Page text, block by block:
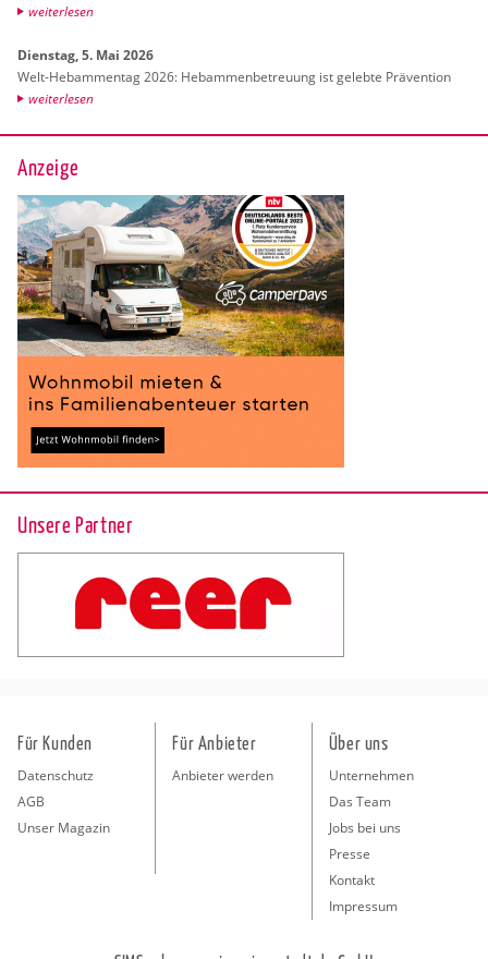
wei­ter­le­sen
Diens­tag, 5. Mai 2026
Welt-Heb­am­men­tag 2026: Heb­am­men­be­treu­ung ist ge­leb­te Prä­ven­ti­on
wei­ter­le­sen
Anzeige
Unsere Partner
Für Kunden
Datenschutz
AGB
Unser Magazin
Für Anbieter
Anbieter werden
Über uns
Unternehmen
Das Team
Jobs bei uns
Presse
Kontakt
Impressum